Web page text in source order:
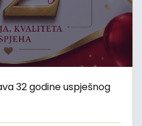
32 godine uspješnog